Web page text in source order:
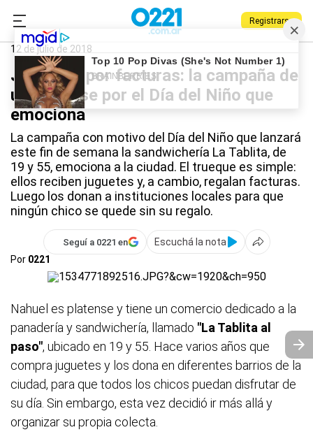
Registrarse
0221.com.ar
Solidaridad
12 de julio de 2018
Juguetes por facturas: la campaña de
un platense por el Día del Niño que
emociona
La campaña con motivo del Día del Niño que lanzará
este fin de semana la sandwichería La Tablita, de
19 y 55, emociona a la ciudad. El trueque es simple:
ellos reciben juguetes y, a cambio, regalan facturas.
Luego los donan a instituciones locales para que
ningún chico se quede sin su regalo.
Seguí a 0221 en
Escuchá la nota
Por 0221
Nahuel es platense y tiene un comercio dedicado a la
panadería y sandwichería, llamado "La Tablita al
paso", ubicado en 19 y 55. Hace varios años que
compra juguetes y los dona en diferentes barrios de la
ciudad, para que todos los chicos puedan disfrutar de
su día. Sin embargo, esta vez decidió ir más allá y
organizar su propia colecta.